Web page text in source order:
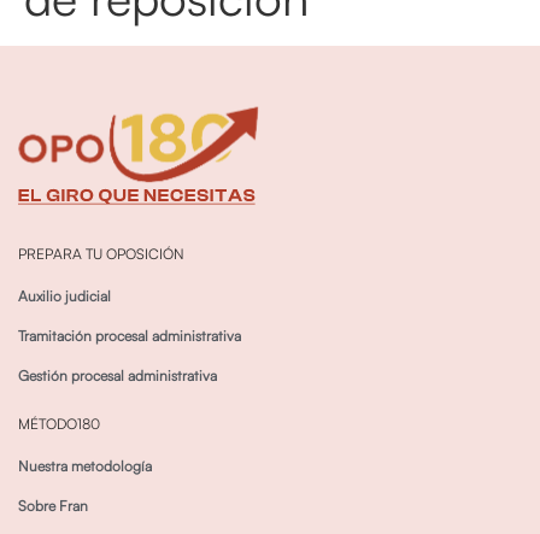
PREPARA TU OPOSICIÓN
Auxilio judicial
Tramitación procesal administrativa
Gestión procesal administrativa
MÉTODO180
Nuestra metodología
Sobre Fran